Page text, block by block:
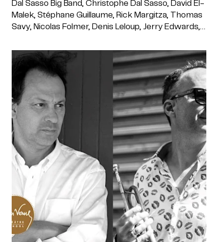
Dal Sasso Big Band, Christophe Dal Sasso, David El-
Malek, Stéphane Guillaume, Rick Margitza, Thomas
Savy, Nicolas Folmer, Denis Leloup, Jerry Edwards,
Jannuska , Christian Martinez, Antigua Jazz Quartet